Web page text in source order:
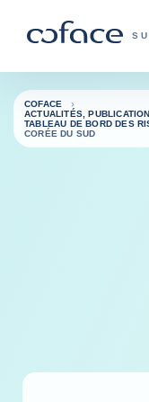
Retour à la page
COFACE
ACTUALITÉS,
TABLEAU DE BORD DES
CORÉE DU SUD